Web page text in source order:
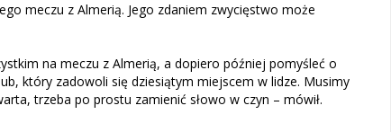
meczu z Almerią. Jego zdaniem zwycięstwo może
na meczu z Almerią, a dopiero później pomyśleć o
który zadowoli się dziesiątym miejscem w lidze. Musimy
trzeba po prostu zamienić słowo w czyn – mówił.